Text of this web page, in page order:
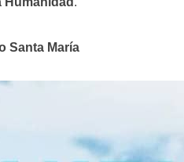
Santa María